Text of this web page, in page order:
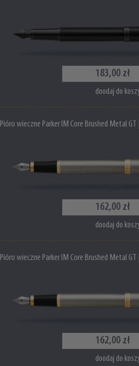
183,00 zł
doodaj do
Pióro wieczne Parker IM Core Brushed Metal
162,00 zł
doodaj do
Pióro wieczne Parker IM Core Brushed Metal
162,00 zł
doodaj do